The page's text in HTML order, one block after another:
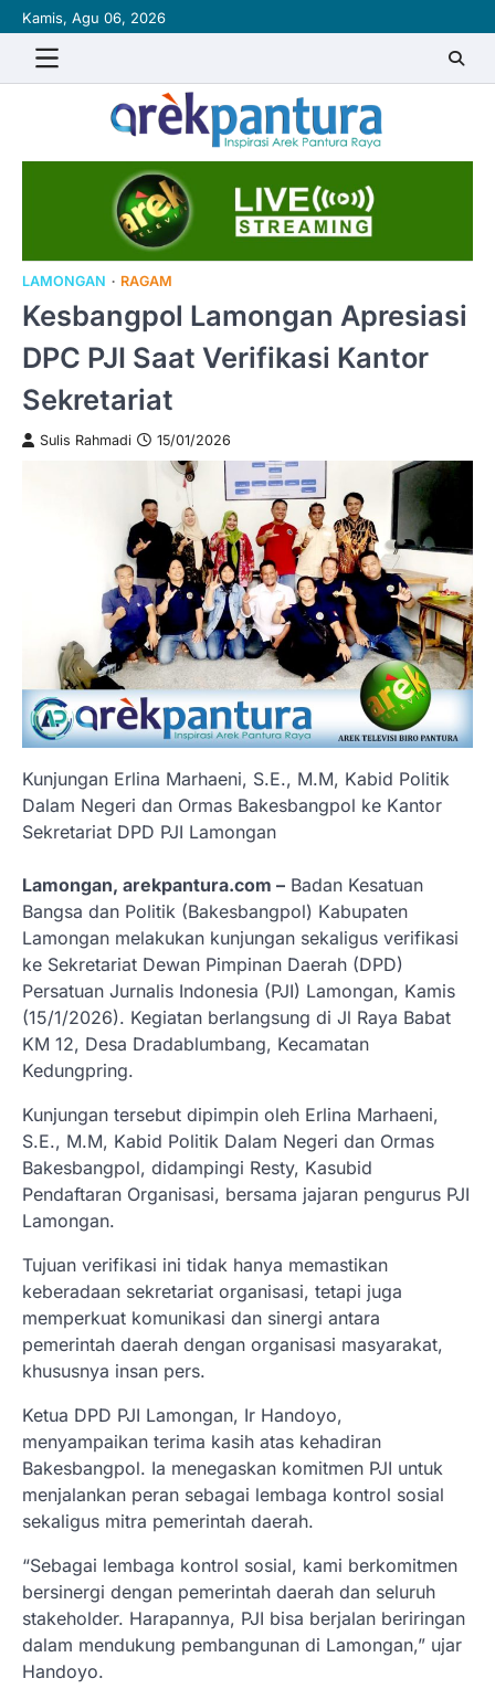
Skip
to
content
Kamis, Agu 06, 2026
LAMONGAN RAGAM
Kesbangpol Lamongan Apresiasi
DPC PJI Saat Verifikasi Kantor
Sekretariat
Sulis Rahmadi 15/01/2026
Kunjungan Erlina Marhaeni, S.E., M.M, Kabid Politik
Dalam Negeri dan Ormas Bakesbangpol ke Kantor
Sekretariat DPD PJI Lamongan
Lamongan, arekpantura.com – Badan Kesatuan
Bangsa dan Politik (Bakesbangpol) Kabupaten
Lamongan melakukan kunjungan sekaligus verifikasi
ke Sekretariat Dewan Pimpinan Daerah (DPD)
Persatuan Jurnalis Indonesia (PJI) Lamongan, Kamis
(15/1/2026). Kegiatan berlangsung di Jl Raya Babat
KM 12, Desa Dradablumbang, Kecamatan
Kedungpring.
Kunjungan tersebut dipimpin oleh Erlina Marhaeni,
S.E., M.M, Kabid Politik Dalam Negeri dan Ormas
Bakesbangpol, didampingi Resty, Kasubid
Pendaftaran Organisasi, bersama jajaran pengurus PJI
Lamongan.
Tujuan verifikasi ini tidak hanya memastikan
keberadaan sekretariat organisasi, tetapi juga
memperkuat komunikasi dan sinergi antara
pemerintah daerah dengan organisasi masyarakat,
khususnya insan pers.
Ketua DPD PJI Lamongan, Ir Handoyo,
menyampaikan terima kasih atas kehadiran
Bakesbangpol. Ia menegaskan komitmen PJI untuk
menjalankan peran sebagai lembaga kontrol sosial
sekaligus mitra pemerintah daerah.
“Sebagai lembaga kontrol sosial, kami berkomitmen
bersinergi dengan pemerintah daerah dan seluruh
stakeholder. Harapannya, PJI bisa berjalan beriringan
dalam mendukung pembangunan di Lamongan,” ujar
Handoyo.